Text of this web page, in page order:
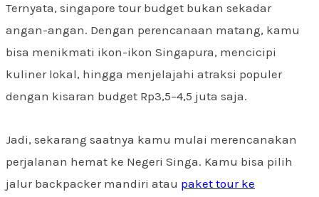
Ternyata, singapore tour budget bukan sekadar
angan-angan. Dengan perencanaan matang, kamu
bisa menikmati ikon-ikon Singapura, mencicipi
kuliner lokal, hingga menjelajahi atraksi populer
dengan kisaran budget Rp3,5–4,5 juta saja.
Jadi, sekarang saatnya kamu mulai merencanakan
perjalanan hemat ke Negeri Singa. Kamu bisa pilih
jalur backpacker mandiri atau paket tour ke